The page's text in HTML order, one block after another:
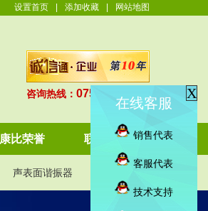
设置首页 添加收藏 网站地图
咨询热线： 0755-27876201
康比荣誉 联系康比
声表面谐振器
在线客服
X
销售代表
客服代表
技术支持